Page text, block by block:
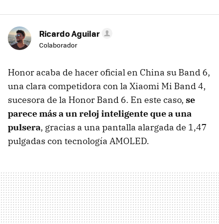
Ricardo Aguilar
Colaborador
Honor acaba de hacer oficial en China su Band 6,
una clara competidora con la Xiaomi Mi Band 4,
sucesora de la Honor Band 6. En este caso, se
parece más a un reloj inteligente que a una
pulsera, gracias a una pantalla alargada de 1,47
pulgadas con tecnología AMOLED.